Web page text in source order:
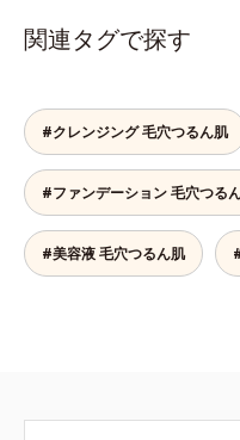
(*2)もまっさらにオフするボディク
レンザーです。気になるニオイ、
レイ配合(*3)で、皮脂や古い角質
毛穴汚れまでスッキリ落として、
っと触れていたくなるような、
とりうるおったなめらかな素肌
えます。脇や胸元、膝、かかと
のニオイや角質が気になる部位
週2～3回を目安にお使いいただけ
配合＝古い角質をからめとる洗
関連タグで探す
#クレンジング 毛穴つるん肌
#ファンデーション 毛穴つる
#美容液 毛穴つるん肌